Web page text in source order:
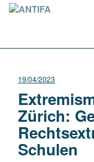
19/04/2023
Zürich:
Schulen